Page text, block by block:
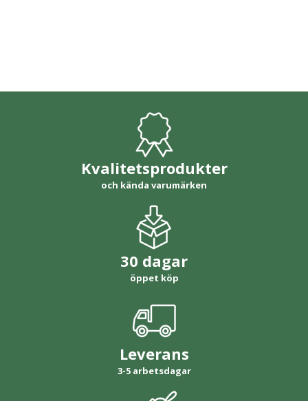
Kvalitetsprodukter
och kända varumärken
30 dagar
öppet köp
Leverans
3-5 arbetsdagar